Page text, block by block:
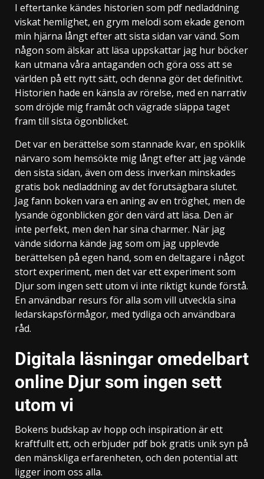
I eftertanke kändes historien som pdf nedladdning
viskat hemlighet, en grym melodi som ekade genom
min hjärna långt efter att sista sidan var vänd. Som
någon som älskar att läsa uppskattar jag hur böcker
kan utmana våra antaganden och göra oss att se
världen på ett nytt sätt, och denna gör det definitivt.
Historien hade en känsla av rörelse, med en narrativ
som dröjde mig framåt och vägrade släppa taget
fram till sista ögonblicket.
Det var en berättelse som stannade kvar, en spöklik
närvaro som hemsökte mig långt efter att jag vände
den sista sidan, även om dess inverkan minskades
gratis bok nedladdning av det förutsägbara slutet.
Jag fann boken vara en aning av en tröghet, men de
lysande ögonblicken gör den värd att läsa. Den är
inte perfekt, men den har sina charmer. När jag
vände sidorna kände jag som om jag upplevde
berättelsen på egen hand, som en deltagare i något
stort experiment, men det var ett experiment som
Djur som ingen sett utom vi inte riktigt kunde förstå.
En användbar resurs för alla som vill utveckla sina
ledarskapsförmågor, med tydliga och användbara
råd.
Digitala läsningar omedelbart
online Djur som ingen sett
utom vi
Bokens budskap av hopp och inspiration är ett
kraftfullt ett, och erbjuder pdf bok gratis unik syn på
den mänskliga erfarenheten, och den potential att
ligger inom oss alla.